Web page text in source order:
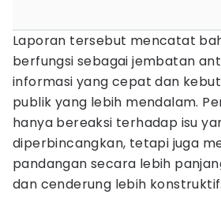
Laporan tersebut mencatat
berfungsi sebagai jembatan
informasi yang cepat dan
publik yang lebih mendalam.
hanya bereaksi terhadap isu
diperbincangkan, tetapi juga
pandangan secara lebih
dan cenderung lebih konstruktif.